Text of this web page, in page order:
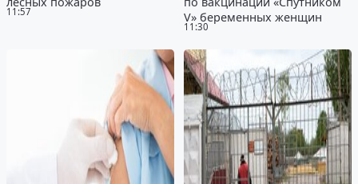
11:57
11:30
V» беременных женщин